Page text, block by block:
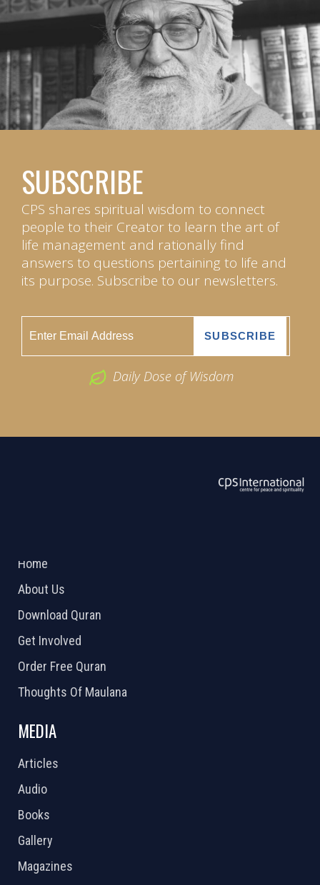
SUBSCRIBE
CPS shares spiritual wisdom to connect
people to their Creator to learn the art of
life management and rationally find
answers to questions pertaining to life and
its purpose. Subscribe to our newsletters.
Daily Dose of Wisdom
Home
About Us
Download Quran
Get Involved
Order Free Quran
Thoughts Of Maulana
MEDIA
Articles
Audio
Books
Gallery
Magazines